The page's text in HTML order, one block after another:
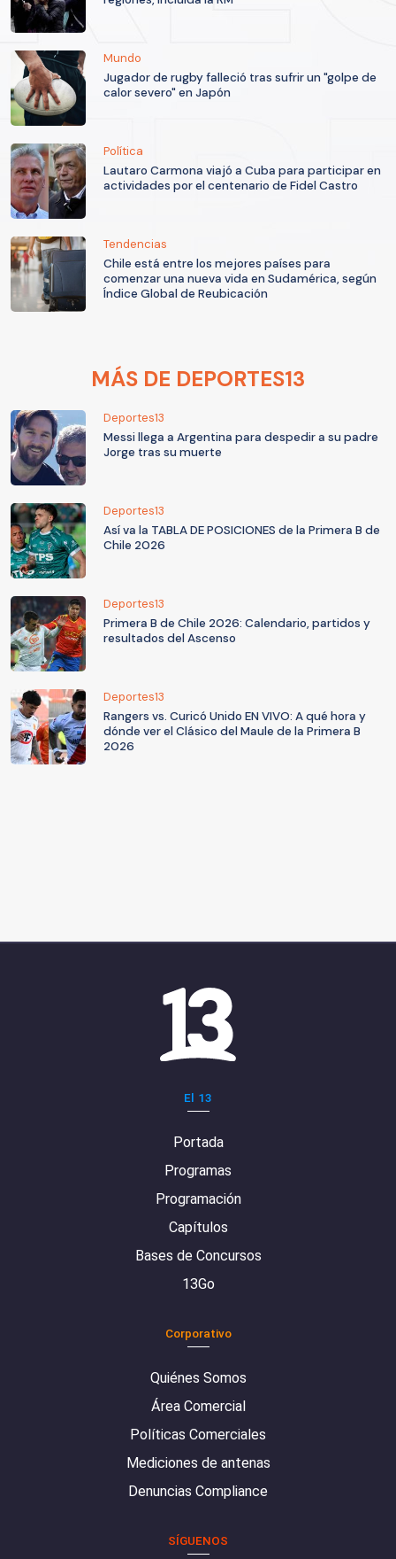
Mundo
Jugador de rugby falleció tras sufrir un "golpe de
calor severo" en Japón
Política
Lautaro Carmona viajó a Cuba para participar en
actividades por el centenario de Fidel Castro
Tendencias
Chile está entre los mejores países para
comenzar una nueva vida en Sudamérica, según
Índice Global de Reubicación
MÁS DE DEPORTES13
Deportes13
Messi llega a Argentina para despedir a su padre
Jorge tras su muerte
Deportes13
Así va la TABLA DE POSICIONES de la Primera B de
Chile 2026
Deportes13
Primera B de Chile 2026: Calendario, partidos y
resultados del Ascenso
Deportes13
Rangers vs. Curicó Unido EN VIVO: A qué hora y
dónde ver el Clásico del Maule de la Primera B
2026
El 13
Portada
Programas
Programación
Capítulos
Bases de Concursos
13Go
Corporativo
Quiénes Somos
Área Comercial
Políticas Comerciales
Mediciones de antenas
Denuncias Compliance
SÍGUENOS